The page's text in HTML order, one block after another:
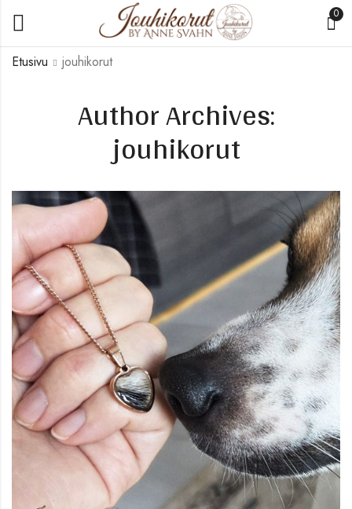
0
Author Archives:
jouhikorut
Etusivu jouhikorut